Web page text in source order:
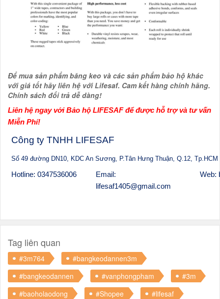
Để mua sản phẩm băng keo và các sản phẩm bảo hộ khác
với giá tốt hãy liên hệ với Lifesaf. Cam kết hàng chính hãng.
Chính sách đổi trả dễ dàng!
Liên hệ ngay với Bảo hộ LIFESAF để được hỗ trợ và tư vấn
Miễn Phí!
Công ty TNHH LIFESAF
Số 49 đường DN10, KDC An Sương, P.Tân Hưng Thuận, Q.12, Tp.HCM
Hotline: 0347536006
Email:
lifesaf1405@gmail.com
Web:
Tag liên quan
#3m764
#bangkeodannen3m
#bangkeodannen
#vanphongpham
#3m
#baoholaodong
#Shopee
#lifesaf